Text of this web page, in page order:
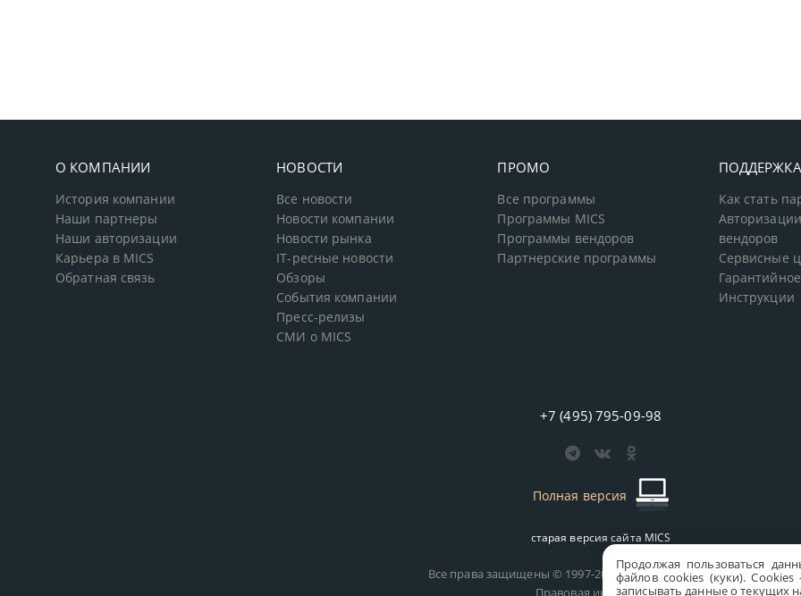
Продолжая пользоваться
файлов cookies (куки).
записывать данные о текущих
О КОМПАНИИ
История компании
Наши партнеры
Наши авторизации
Карьера в MICS
Обратная связь
НОВОСТИ
Все новости
Новости компании
Новости рынка
IT-ресные новости
Обзоры
События компании
Пресс-релизы
СМИ о MICS
ПРОМО
Все программы
Программы MICS
Программы вендоров
Партнерские программы
ПОДДЕРЖКА
Как стать
вендоров
Сервисные
Инструкции
+7 (495) 795-09-98
Полная версия
старая версия сайта MICS
Все права защищены © 1997-2026 MICS Distribution Company
Правовая информация